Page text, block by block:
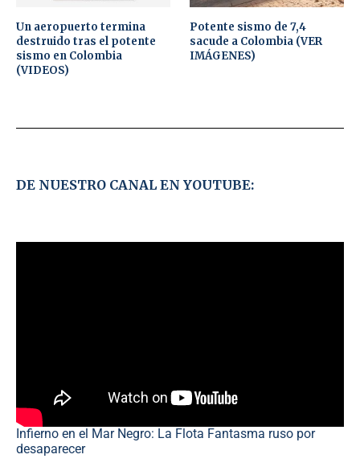
Un aeropuerto termina
destruido tras el potente
sismo en Colombia
(VIDEOS)
Potente sismo de 7,4
sacude a Colombia (VER
IMÁGENES)
DE NUESTRO CANAL EN YOUTUBE:
Infierno en el Mar Negro: La Flota Fantasma ruso por
desaparecer